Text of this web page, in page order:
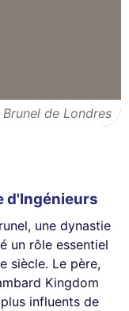
de Londres
d'Ingénieurs
une dynastie
un rôle essentiel
siècle. Le père,
Kingdom
influents de